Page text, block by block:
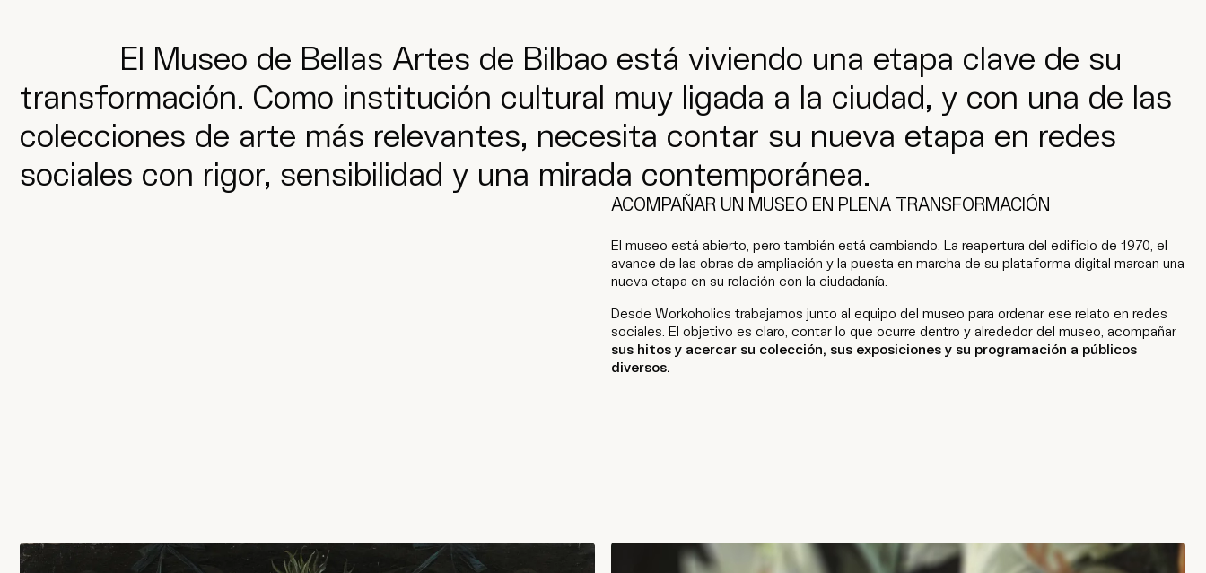
Servicios
El Museo de Bellas Artes de Bilbao está viviendo una etapa clave de su
transformación. Como institución cultural muy ligada a la ciudad, y con una de las
colecciones de arte más relevantes, necesita contar su nueva etapa en redes
sociales con rigor, sensibilidad y una mirada contemporánea.
ACOMPAÑAR UN MUSEO EN PLENA TRANSFORMACIÓN
El museo está abierto, pero también está cambiando. La reapertura del edificio de 1970, el
avance de las obras de ampliación y la puesta en marcha de su plataforma digital marcan una
nueva etapa en su relación con la ciudadanía.
Desde Workoholics trabajamos junto al equipo del museo para ordenar ese relato en redes
sociales. El objetivo es claro, contar lo que ocurre dentro y alrededor del museo, acompañar
sus hitos y acercar su colección, sus exposiciones y su programación a públicos
diversos.